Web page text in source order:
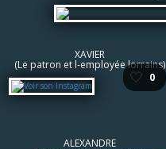
XAVIER
(Le patron et l-employée lorrains)
🤍 0
ALEXANDRE